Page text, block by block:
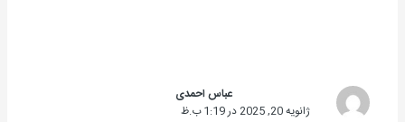
عباس احمدی
ژانویه 20, 2025 در 1:19 ب.ظ